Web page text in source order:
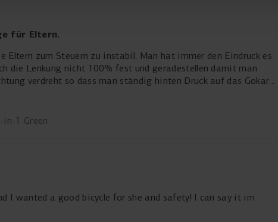
für Eltern.
zum Steuern zu instabil. Man hat immer den Eindruck es
die Lenkung nicht 100% fest und geradestellen damit man
verdreht so dass man ständig hinten Druck auf das Gokart
und das Gokart wieder in die richtige Richtung zu
denn kann. Wenn die Lenkung vom Kind übernommen werden
in-1 Green
I wanted a good bicycle for she and safety! I can say it im